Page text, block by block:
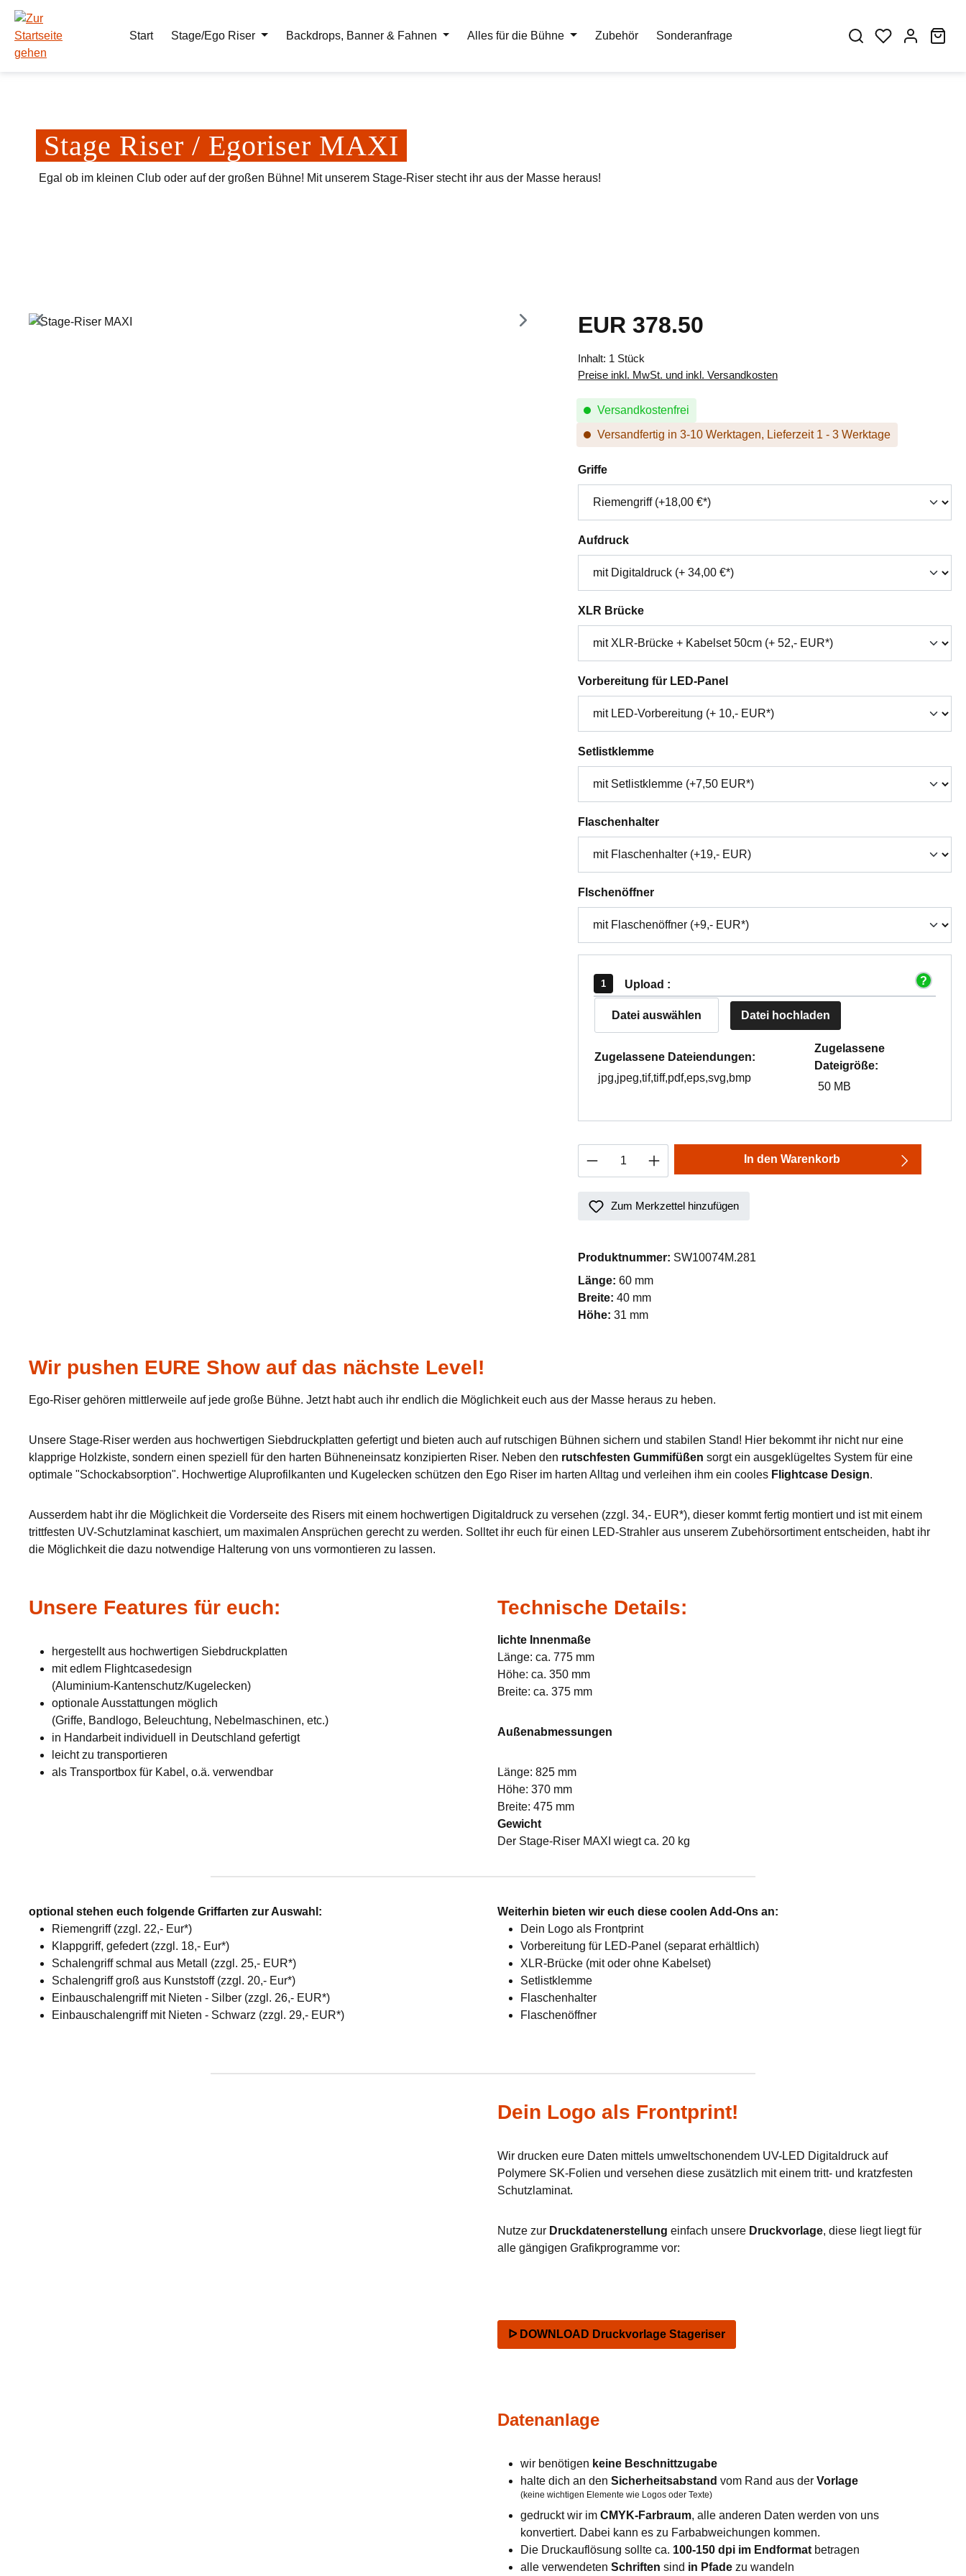
Hauptinhalt springen
Zur Suche springen
Zur Hauptnavigation springen
Start
Stage/Ego Riser Backdrops, Banner & Fahnen Alles für die Bühne Zubehör Sonderanfrage
Stage Riser / Egoriser MAXI
Egal ob im kleinen Club oder auf der großen Bühne! Mit unserem Stage-Riser stecht ihr aus der Masse heraus!
Bildergalerie überspringen Regulärer Preis:
EUR 378.50
Inhalt: 1 Stück
Preise inkl. MwSt. und inkl. Versandkosten
Versandkostenfrei
Versandfertig in 3-10 Werktagen, Lieferzeit 1 - 3 Werktage
Griffeauswählen
Aufdruckauswählen
XLR Brückeauswählen
Vorbereitung für LED-Panelauswählen
Setlistklemmeauswählen
Flaschenhalterauswählen
Flschenöffnerauswählen
Upload :
Datei auswählen Datei hochladen
Zugelassene Dateiendungen:
jpg,jpeg,tif,tiff,pdf,eps,svg,bmp
Zugelassene
Dateigröße:
50 MB
Produkt Anzahl: Gib den gewünschten Wert ein
In den Warenkorb
Zum Merkzettel hinzufügen
Produktnummer: SW10074M.281
Länge: 60 mm
Breite: 40 mm
Höhe: 31 mm
Wir pushen EURE Show auf das nächste Level!
Ego-Riser gehören mittlerweile auf jede große Bühne. Jetzt habt auch ihr endlich die Möglichkeit euch aus der Masse heraus zu heben.
Unsere Stage-Riser werden aus hochwertigen Siebdruckplatten gefertigt und bieten auch auf rutschigen Bühnen sichern und stabilen Stand! Hier bekommt ihr nicht nur eine
klapprige Holzkiste, sondern einen speziell für den harten Bühneneinsatz konzipierten Riser. Neben den rutschfesten Gummifüßen sorgt ein ausgeklügeltes System für eine
optimale "Schockabsorption". Hochwertige Aluprofilkanten und Kugelecken schützen den Ego Riser im harten Alltag und verleihen ihm ein cooles Flightcase Design.
Ausserdem habt ihr die Möglichkeit die Vorderseite des Risers mit einem hochwertigen Digitaldruck zu versehen (zzgl. 34,- EUR*), dieser kommt fertig montiert und ist mit einem
trittfesten UV-Schutzlaminat kaschiert, um maximalen Ansprüchen gerecht zu werden. Solltet ihr euch für einen LED-Strahler aus unserem Zubehörsortiment entscheiden, habt ihr
die Möglichkeit die dazu notwendige Halterung von uns vormontieren zu lassen.
Unsere Features für euch:
hergestellt aus hochwertigen Siebdruckplatten
mit edlem Flightcasedesign
(Aluminium-Kantenschutz/Kugelecken)
optionale Ausstattungen möglich
(Griffe, Bandlogo, Beleuchtung, Nebelmaschinen, etc.)
in Handarbeit individuell in Deutschland gefertigt
leicht zu transportieren
als Transportbox für Kabel, o.ä. verwendbar
Technische Details:
lichte Innenmaße
Länge: ca. 775 mm
Höhe: ca. 350 mm
Breite: ca. 375 mm
Außenabmessungen
Länge: 825 mm
Höhe: 370 mm
Breite: 475 mm
Gewicht
Der Stage-Riser MAXI wiegt ca. 20 kg
optional stehen euch folgende Griffarten zur Auswahl:
Riemengriff (zzgl. 22,- Eur*)
Klappgriff, gefedert (zzgl. 18,- Eur*)
Schalengriff schmal aus Metall (zzgl. 25,- EUR*)
Schalengriff groß aus Kunststoff (zzgl. 20,- Eur*)
Einbauschalengriff mit Nieten - Silber (zzgl. 26,- EUR*)
Einbauschalengriff mit Nieten - Schwarz (zzgl. 29,- EUR*)
Weiterhin bieten wir euch diese coolen Add-Ons an:
Dein Logo als Frontprint
Vorbereitung für LED-Panel (separat erhältlich)
XLR-Brücke (mit oder ohne Kabelset)
Setlistklemme
Flaschenhalter
Flaschenöffner
Dein Logo als Frontprint!
Wir drucken eure Daten mittels umweltschonendem UV-LED Digitaldruck auf
Polymere SK-Folien und versehen diese zusätzlich mit einem tritt- und kratzfesten
Schutzlaminat.
Nutze zur Druckdatenerstellung einfach unsere Druckvorlage, diese liegt liegt für
alle gängigen Grafikprogramme vor:
ᐅ DOWNLOAD Druckvorlage Stageriser
Datenanlage
wir benötigen keine Beschnittzugabe
halte dich an den Sicherheitsabstand vom Rand aus der Vorlage
(keine wichtigen Elemente wie Logos oder Texte)
gedruckt wir im CMYK-Farbraum, alle anderen Daten werden von uns
konvertiert. Dabei kann es zu Farbabweichungen kommen.
Die Druckauflösung sollte ca. 100-150 dpi im Endformat betragen
alle verwendeten Schriften sind in Pfade zu wandeln